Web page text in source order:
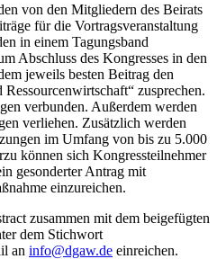
von den Mitgliedern des Beirats
für die Vortragsveranstaltung
in einem Tagungsband
Abschluss des Kongresses in den
jeweils besten Beitrag den
zusprechen.
verbunden. Außerdem werden
verliehen. Zusätzlich werden
im Umfang von bis zu 5.000
können sich Kongressteilnehmer
gesonderter Antrag mit
einzureichen.
zusammen mit dem beigefügten
dem Stichwort
an info@dgaw.de einreichen.